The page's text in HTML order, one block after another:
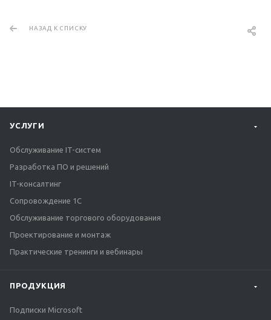
НАЗАД К СПИСКУ
УСЛУГИ
Обслуживание IT-систем
Разработка ПО и решений
IT-консалтинг
Сопровождение 1С
Обслуживание торгового оборудования
Проектирование и монтаж
Практические тренинги и вебинары
ПРОДУКЦИЯ
Подписки Microsoft